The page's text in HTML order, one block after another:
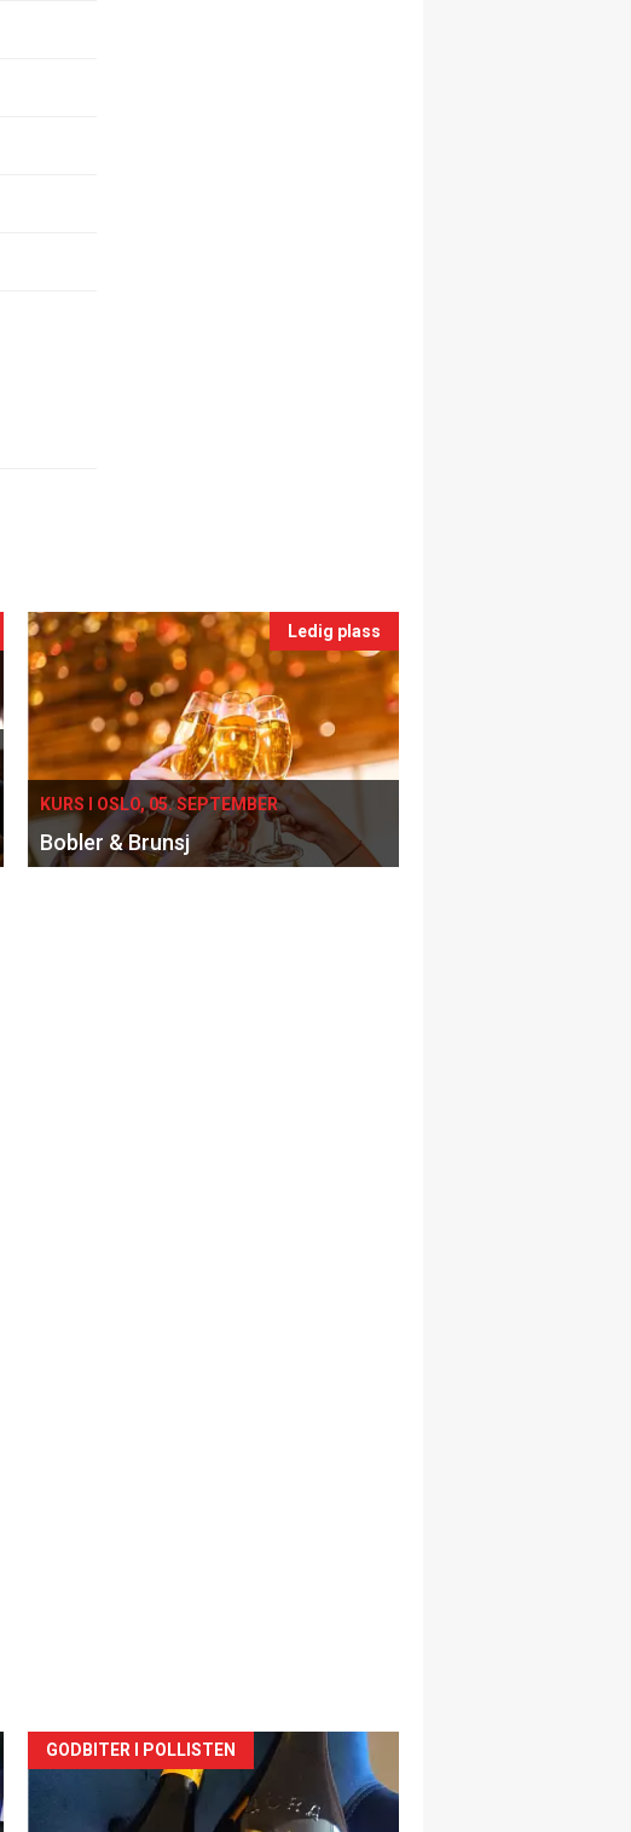
Ledig plass
KURS I OSLO, 05. SEPTEMBER
Bobler & Brunsj
Forsiden
akkurat
GODBITER I POLLISTEN